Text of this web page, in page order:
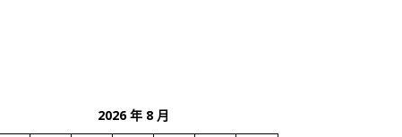
2026 年 8 月